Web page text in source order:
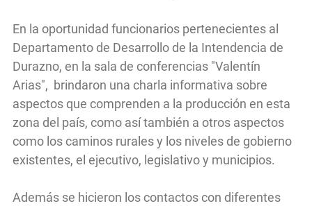
En la oportunidad funcionarios pertenecientes al
Departamento de Desarrollo de la Intendencia de
Durazno, en la sala de conferencias "Valentín
Arias", brindaron una charla informativa sobre
aspectos que comprenden a la producción en esta
zona del país, como así también a otros aspectos
como los caminos rurales y los niveles de gobierno
existentes, el ejecutivo, legislativo y municipios.
Además se hicieron los contactos con diferentes